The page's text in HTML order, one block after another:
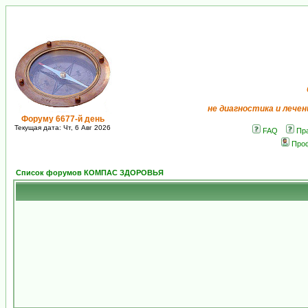
Форуму 6677-й день
Текущая дата: Чт, 6 Авг 2026
не диагностика и
FAQ
Список форумов КОМПАС ЗДОРОВЬЯ